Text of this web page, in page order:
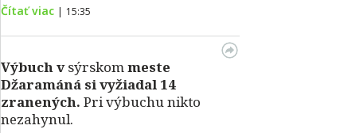
Čítať viac | 15:35
Výbuch vsýrskommeste
Džaramáná si vyžiadal 14
zranených. Pri výbuchu nikto
nezahynul.